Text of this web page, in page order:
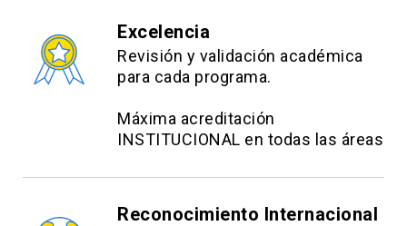
Excelencia
Revisión y validación académica
para cada programa.
Máxima acreditación
INSTITUCIONAL en todas las áreas
Reconocimiento Internacional